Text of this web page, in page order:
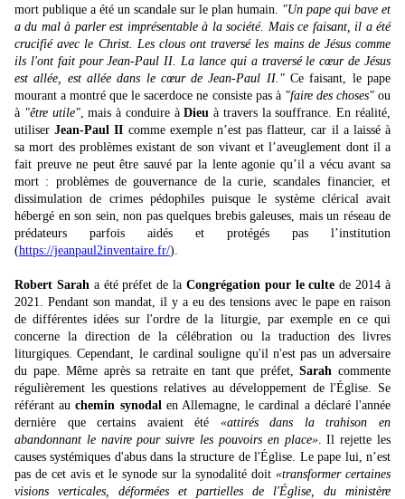
mort publique a été un scandale sur le plan humain. "Un pape qui bave et
a du mal à parler est imprésentable à la société. Mais ce faisant, il a été
crucifié avec le Christ. Les clous ont traversé les mains de Jésus comme
ils l'ont fait pour Jean-Paul II. La lance qui a traversé le cœur de Jésus
est allée, est allée dans le cœur de Jean-Paul II."Ce faisant, le pape
mourant a montré que le sacerdoce ne consiste pas à "faire des choses"ou
à "être utile", mais à conduire àDieu à travers la souffrance. En réalité,
utiliserJean-Paul II comme exemple n’est pas flatteur, car il a laissé à
sa mort des problèmes existant de son vivant et l’aveuglement dont il a
fait preuve ne peut être sauvé par la lente agonie qu’il a vécu avant sa
mort : problèmes de gouvernance de la curie, scandales financier, et
dissimulation de crimes pédophiles puisque le système clérical avait
hébergé en son sein, non pas quelques brebis galeuses, mais un réseau de
prédateurs parfois aidés et protégés pas l’institution
(https://jeanpaul2inventaire.fr/).
Robert Saraha été préfet de la Congrégation pour le culte de 2014 à
2021. Pendant son mandat, il y a eu des tensions avec le pape en raison
de différentes idées sur l'ordre de la liturgie, par exemple en ce qui
concerne la direction de la célébration ou la traduction des livres
liturgiques. Cependant, le cardinal souligne qu'il n'est pas un adversaire
du pape. Même après sa retraite en tant que préfet,Sarah commente
régulièrement les questions relatives au développement de l'Église. Se
référant auchemin synodalen Allemagne, le cardinal a déclaré l'année
dernière que certains avaient été «attirés dans la trahison en
abandonnant le navire pour suivre les pouvoirs en place». Il rejette les
causes systémiques d'abus dans la structure de l'Église. Le pape lui, n’est
pas de cet avis et le synode sur la synodalité doit «transformer certaines
visions verticales, déformées et partielles de l'Église, du ministère